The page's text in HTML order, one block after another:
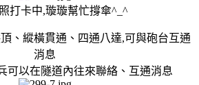
打卡中,璇璇幫忙撐傘^_^
、縱橫貫通、四通八達,可與砲台互通
消息
可以在隧道內往來聯絡、互通消息